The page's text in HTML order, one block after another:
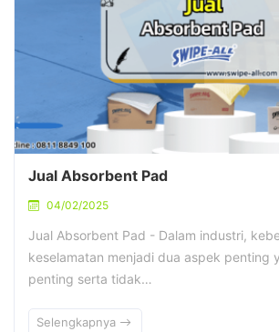
Jual Absorbent Pad
04/02/2025
Jual Absorbent Pad - Dalam industri,
keselamatan menjadi dua aspek penting
penting serta tidak…
Selengkapnya